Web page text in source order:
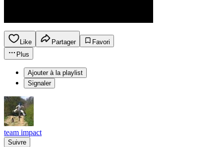
Like Partager
Favori
Plus
Ajouter à la playlist
Signaler
team impact
Suivre